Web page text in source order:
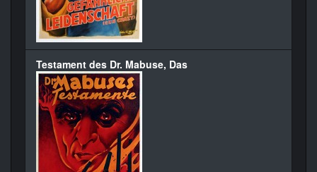
Testament des Dr. Mabuse, Das